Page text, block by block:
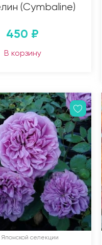
(Cymbaline)
450 ₽
В корзину
Японской селекции